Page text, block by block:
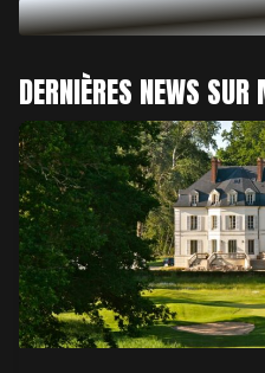
DERNIÈRES NEWS